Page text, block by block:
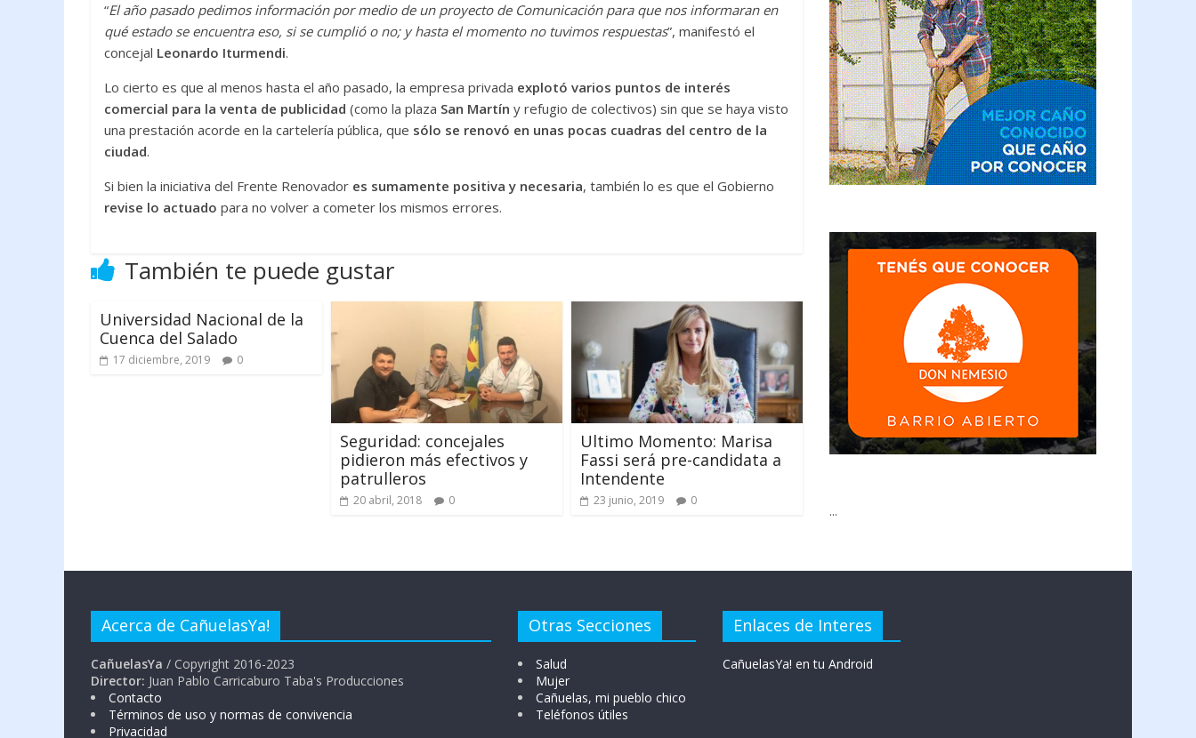
“El año pasado pedimos información por medio de un proyecto de Comunicación para que nos informaran en
qué estado se encuentra eso, si se cumplió o no; y hasta el momento no tuvimos respuestas”, manifestó el
concejal Leonardo Iturmendi.
Lo cierto es que al menos hasta el año pasado, la empresa privada explotó varios puntos de interés
comercial para la venta de publicidad (como la plaza San Martín y refugio de colectivos) sin que se haya visto
una prestación acorde en la cartelería pública, que sólo se renovó en unas pocas cuadras del centro de la
ciudad.
Si bien la iniciativa del Frente Renovador es sumamente positiva y necesaria, también lo es que el Gobierno
revise lo actuado para no volver a cometer los mismos errores.
También te puede gustar
Universidad Nacional de la
Cuenca del Salado
17 diciembre, 2019 0
Seguridad: concejales
pidieron más efectivos y
patrulleros
20 abril, 2018 0
Ultimo Momento: Marisa
Fassi será pre-candidata a
Intendente
23 junio, 2019 0
...
Acerca de CañuelasYa!
CañuelasYa / Copyright 2016-2023
Director: Juan Pablo Carricaburo Taba's Producciones
Contacto
Términos de uso y normas de convivencia
Privacidad
Otras Secciones
Salud
Mujer
Cañuelas, mi pueblo chico
Teléfonos útiles
Enlaces de Interes
CañuelasYa! en tu Android